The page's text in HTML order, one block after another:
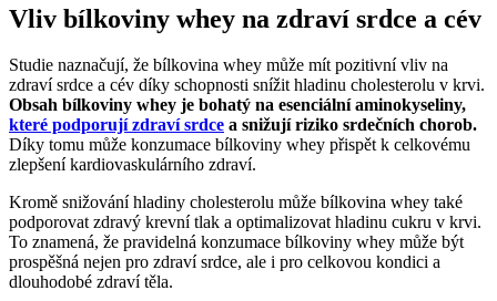
Vliv bílkoviny whey na zdraví srdce a cév
Studie naznačují, že bílkovina whey může mít pozitivní vliv na
zdraví srdce a cév díky schopnosti snížit hladinu cholesterolu v krvi.
Obsah bílkoviny whey je bohatý na esenciální aminokyseliny,
které podporují zdraví srdce a snižují riziko srdečních chorob.
Díky tomu může konzumace bílkoviny whey přispět k celkovému
zlepšení kardiovaskulárního zdraví.
Kromě snižování hladiny cholesterolu může bílkovina whey také
podporovat zdravý krevní tlak a optimalizovat hladinu cukru v krvi.
To znamená, že pravidelná konzumace bílkoviny whey může být
prospěšná nejen pro zdraví srdce, ale i pro celkovou kondici a
dlouhodobé zdraví těla.